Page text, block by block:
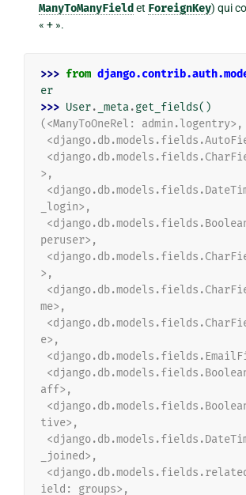
ManyToManyField et ForeignKey) qui
« + ».
>>> from
er
>>> User. _meta.get_fields()
(<ManyToOneRel: admin.logentry>,
>,
_login>,
peruser>,
>,
me>,
e>,
aff>,
tive>,
_joined>,
ield: groups>,